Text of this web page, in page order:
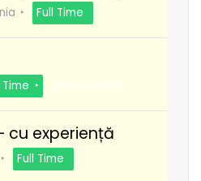
Full Time
Time Recomanda
cu experiență
Full Time